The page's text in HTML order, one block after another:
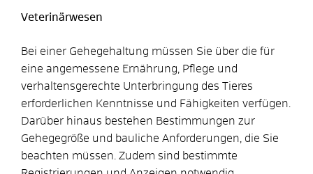
Veterinärwesen
Bei einer Gehegehaltung müssen Sie über die für
eine angemessene Ernährung, Pflege und
verhaltensgerechte Unterbringung des Tieres
erforderlichen Kenntnisse und Fähigkeiten verfügen.
Darüber hinaus bestehen Bestimmungen zur
Gehegegröße und bauliche Anforderungen, die Sie
beachten müssen. Zudem sind bestimmte